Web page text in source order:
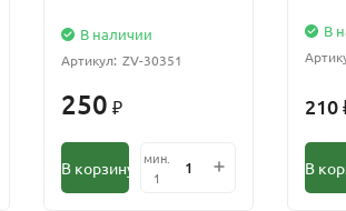
В наличии
Артикул: ZV-30351
250 ₽
В корзину
мин.
1
В
210
В